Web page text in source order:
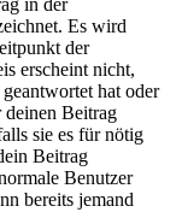
in der
Es wird
der
erscheint nicht,
hat oder
Beitrag
sie es für nötig
Beitrag
Benutzer
bereits jemand